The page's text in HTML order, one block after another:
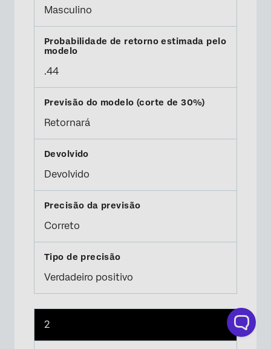
Masculino
.44
Retornará
Devolvido
Correto
Verdadeiro positivo
2